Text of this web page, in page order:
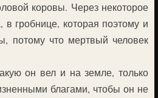
коровы. Через некоторое
гробнице, которая поэтому и
потому что мертвый человек
он вел и на земле, только
благами, чтобы он не